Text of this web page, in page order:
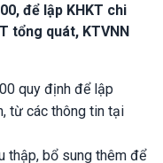
để lập KHKT chi
tổng quát, KTVNN
quy định để lập
từ các thông tin tại
thập, bổ sung thêm để